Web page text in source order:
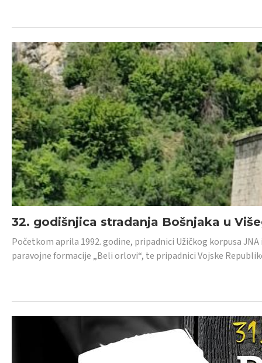
32. godišnjica stradanja Bošnjaka u
Početkom aprila 1992. godine, pripadnici Užičkog korpusa
paravojne formacije „Beli orlovi“, te pripadnici Vojske